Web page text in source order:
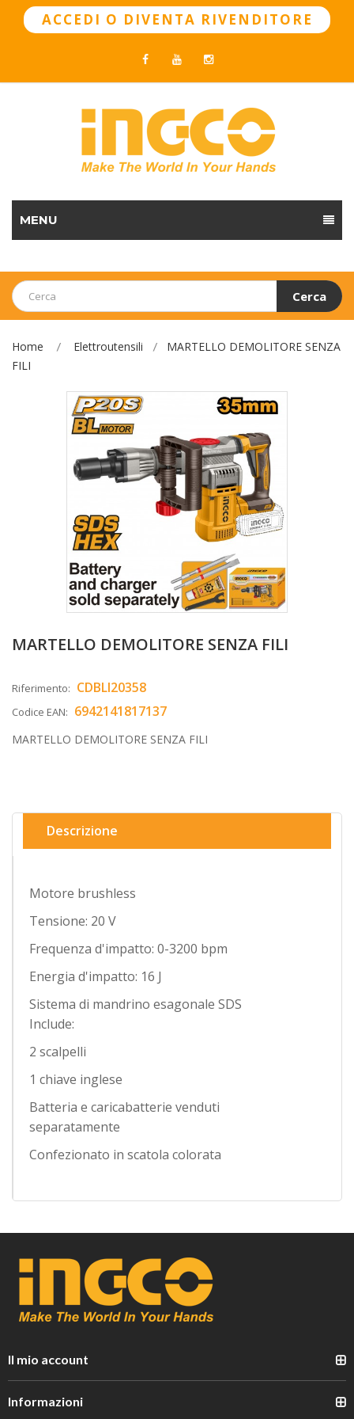
ACCEDI O DIVENTA RIVENDITORE
MENU
Cerca
Home Elettroutensili
MARTELLO DEMOLITORE SENZA
FILI
MARTELLO DEMOLITORE SENZA FILI
Riferimento: CDBLI20358
Codice EAN: 6942141817137
MARTELLO DEMOLITORE SENZA FILI
Descrizione
Motore brushless
Tensione: 20 V
Frequenza d'impatto: 0-3200 bpm
Energia d'impatto: 16 J
Sistema di mandrino esagonale SDS
Include:
2 scalpelli
1 chiave inglese
Batteria e caricabatterie venduti
separatamente
Confezionato in scatola colorata
Il mio account
Informazioni